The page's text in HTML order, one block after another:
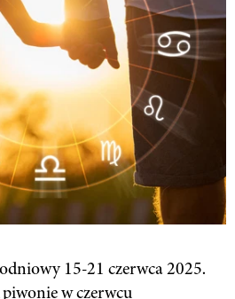
15-21 czerwca 2025.
w czerwcu